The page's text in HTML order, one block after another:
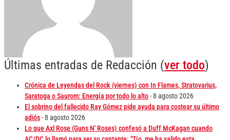
Últimas entradas de Redacción (ver todo)
Crónica de Leyendas del Rock (viernes) con In Flames, Stratovarius,
Saratoga o Saurom: Energía por todo lo alto- 8 agosto 2026
El sobrino del fallecido Ray Gómez pide ayuda para costear su último
adiós- 8 agosto 2026
Lo que Axl Rose (Guns N' Roses) confesó a Duff McKagan cuando